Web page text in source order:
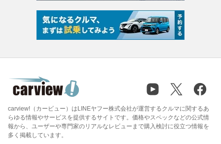
carview!（カービュー）はLINEヤフー株式会社が運営するクルマに関するあ
らゆる情報やサービスを提供するサイトです。価格やスペックなどの公式情
報から、ユーザーや専門家のリアルなレビューまで購入検討に役立つ情報を
多く掲載しています。